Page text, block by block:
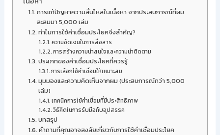
การแก้ปัญหาความลื่นไหลในเนื้อหา จากประสบการณ์ที่ผม
สะสมมา 5,000 เล่ม
ทำไมการใช้คำเชื่อมประโยคจึงสำคัญ?
ความชัดเจนในการสื่อสาร
การสร้างความน่าสนใจและความน่าติดตาม
ประเภทของคำเชื่อมประโยคที่ควรรู้
การเลือกใช้คำเชื่อมให้เหมาะสม
มุมมองและความคิดเห็นจากผม (ประสบการณ์กว่า 5,000
เล่ม)
เทคนิคการใช้คำเชื่อมที่มีประสิทธิภาพ
วิธีคิดในการรับมือกับอุปสรรค
บทสรุป
คำถามที่คุณอาจสงสัยเกี่ยวกับการใช้คำเชื่อมประโยค